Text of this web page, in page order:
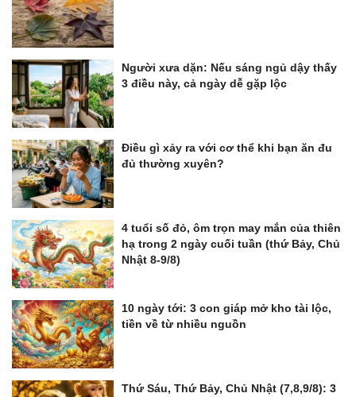
Người xưa dặn: Nếu sáng ngủ dậy thấy
3 điều này, cả ngày dễ gặp lộc
Điều gì xảy ra với cơ thể khi bạn ăn đu
đủ thường xuyên?
4 tuổi số đỏ, ôm trọn may mắn của thiên
hạ trong 2 ngày cuối tuần (thứ Bảy, Chủ
Nhật 8-9/8)
10 ngày tới: 3 con giáp mở kho tài lộc,
tiền về từ nhiều nguồn
Thứ Sáu, Thứ Bảy, Chủ Nhật (7,8,9/8): 3